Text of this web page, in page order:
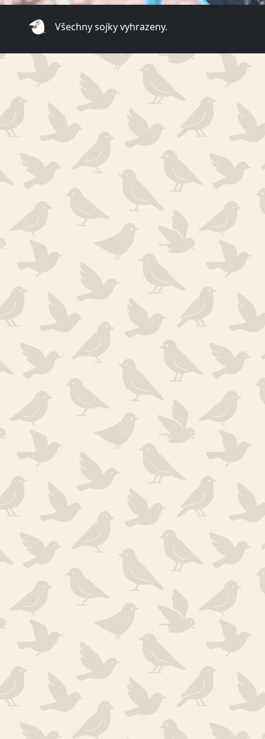
Všechny sojky vyhrazeny.